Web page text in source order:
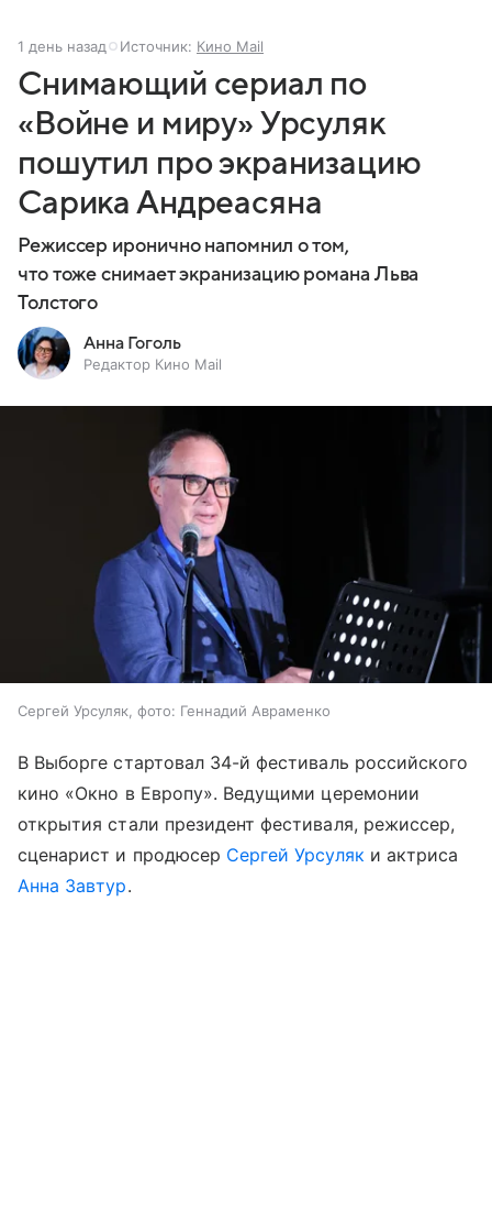
1 день назад Источник: Кино Mail
Снимающий сериал по
«Войне и миру» Урсуляк
пошутил про экранизацию
Сарика Андреасяна
Режиссер иронично напомнил о том,
что тоже снимает экранизацию романа Льва
Толстого
Анна Гоголь
Редактор Кино Mail
Сергей Урсуляк, фото: Геннадий Авраменко
В Выборге стартовал 34-й фестиваль российского
кино «Окно в Европу». Ведущими церемонии
открытия стали президент фестиваля, режиссер,
сценарист и продюсер Сергей Урсуляк и актриса
Анна Завтур.